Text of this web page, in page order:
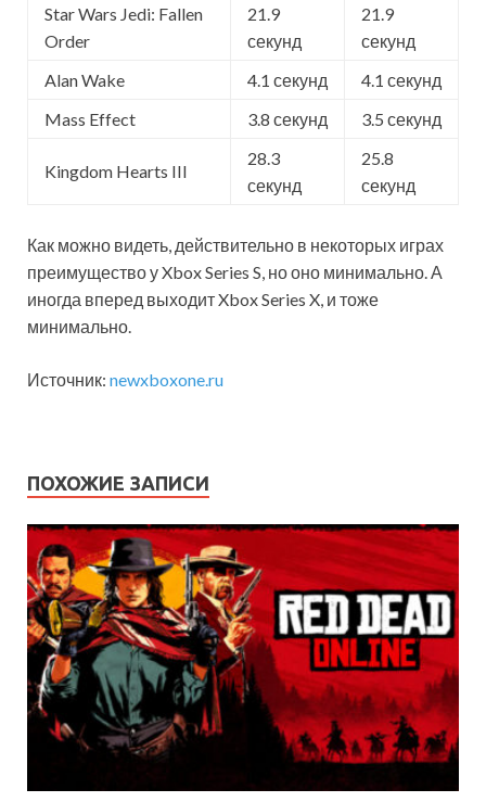
Star Wars Jedi: Fallen
Order
21.9
секунд
21.9
секунд
Alan Wake
4.1 секунд
4.1 секунд
Mass Effect
3.8 секунд 3.5 секунд
Kingdom Hearts III
28.3
секунд
25.8
секунд
Как можно видеть, действительно в некоторых играх
преимущество у Xbox Series S, но оно минимально. А
иногда вперед выходит Xbox Series X, и тоже
минимально.
Источник: newxboxone.ru
ПОХОЖИЕ ЗАПИСИ